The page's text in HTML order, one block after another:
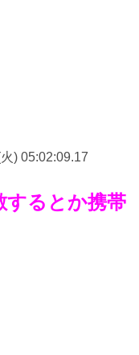
) 05:02:09.17
するとか携帯